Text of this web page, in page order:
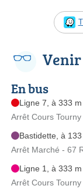
En bus
Ligne 7, à 333 m
Arrêt Cours
Bastidette, à 133
Arrêt Marché - 67
Ligne 1, à 333 m
Arrêt Cours